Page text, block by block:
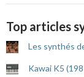
Top articles
Les synthés
Kawai K5